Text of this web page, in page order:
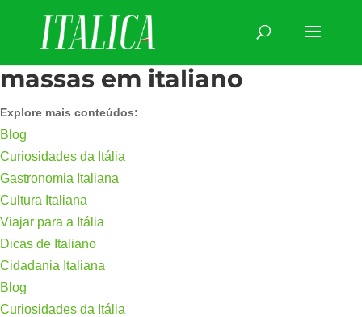
massas em italiano
Explore mais conteúdos:
Blog
Curiosidades da Itália
Gastronomia Italiana
Cultura Italiana
Viajar para a Itália
Dicas de Italiano
Cidadania Italiana
Blog
Curiosidades da Itália